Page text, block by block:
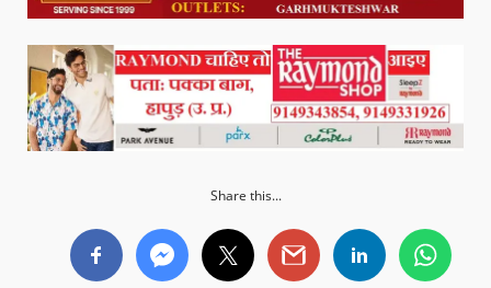
Share this...